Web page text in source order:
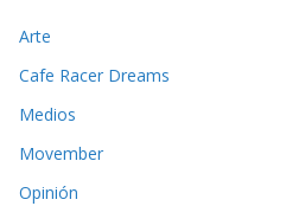
Arte
Cafe Racer Dreams
Medios
Movember
Opinión